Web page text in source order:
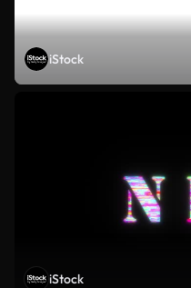
iStock
iStock